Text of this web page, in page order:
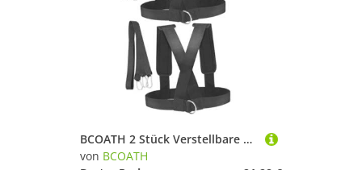
BCOATH 2 Stück Verstellbare Trainingsgurte mit Metallverschlüssen Fitness Schlitten Geschirr für Kraft Lauf Widerstandstraining Langlebiges Material für Effektives Schulter
von BCOATH